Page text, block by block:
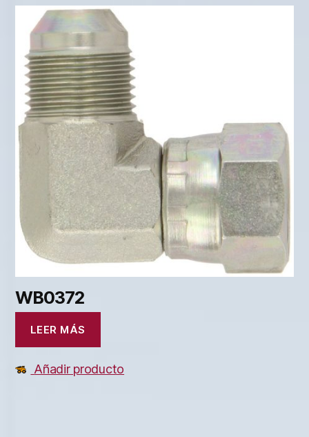
WB0372
LEER MÁS
Añadir producto